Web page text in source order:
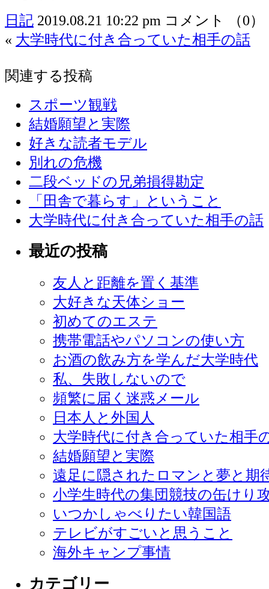
日記 2019.08.21 10:22 pm コメント （0）
« 大学時代に付き合っていた相手の話
関連する投稿
スポーツ観戦
結婚願望と実際
好きな読者モデル
別れの危機
二段ベッドの兄弟損得勘定
「田舎で暮らす」ということ
大学時代に付き合っていた相手の話
最近の投稿
友人と距離を置く基準
大好きな天体ショー
初めてのエステ
携帯電話やパソコンの使い方
お酒の飲み方を学んだ大学時代
私、失敗しないので
頻繁に届く迷惑メール
日本人と外国人
大学時代に付き合っていた相手
結婚願望と実際
遠足に隠されたロマンと夢と期
小学生時代の集団競技の缶けり
いつかしゃべりたい韓国語
テレビがすごいと思うこと
海外キャンプ事情
カテゴリー